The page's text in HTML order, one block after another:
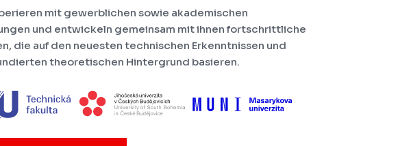
mit gewerblichen sowie akademischen
und entwickeln gemeinsam mit ihnen fortschrittliche
die auf den neuesten technischen Erkenntnissen und
theoretischen Hintergrund basieren.